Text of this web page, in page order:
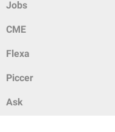
Jobs
CME
Flexa
Piccer
Ask